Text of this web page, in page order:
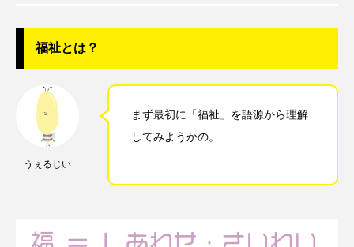
福祉とは？
うぇるじい
まず最初に「福祉」を語源から理解
してみようかの。